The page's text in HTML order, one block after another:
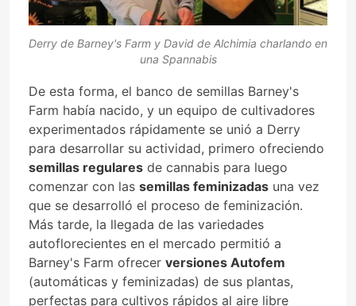
Derry de Barney's Farm y David de Alchimia charlando en
una Spannabis
De esta forma, el banco de semillas Barney's
Farm había nacido, y un equipo de cultivadores
experimentados rápidamente se unió a Derry
para desarrollar su actividad, primero ofreciendo
semillas regulares de cannabis para luego
comenzar con las semillas feminizadas una vez
que se desarrolló el proceso de feminización.
Más tarde, la llegada de las variedades
autoflorecientes en el mercado permitió a
Barney's Farm ofrecer versiones Autofem
(automáticas y feminizadas) de sus plantas,
perfectas para cultivos rápidos al aire libre